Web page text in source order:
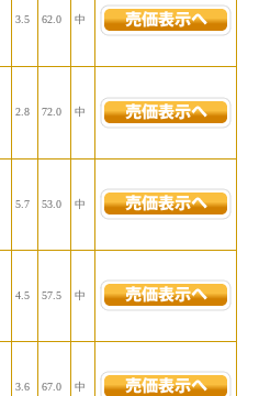
3.5 62.0 中
2.8 72.0 中
5.7 53.0 中
4.5 57.5 中
3.6 67.0 中